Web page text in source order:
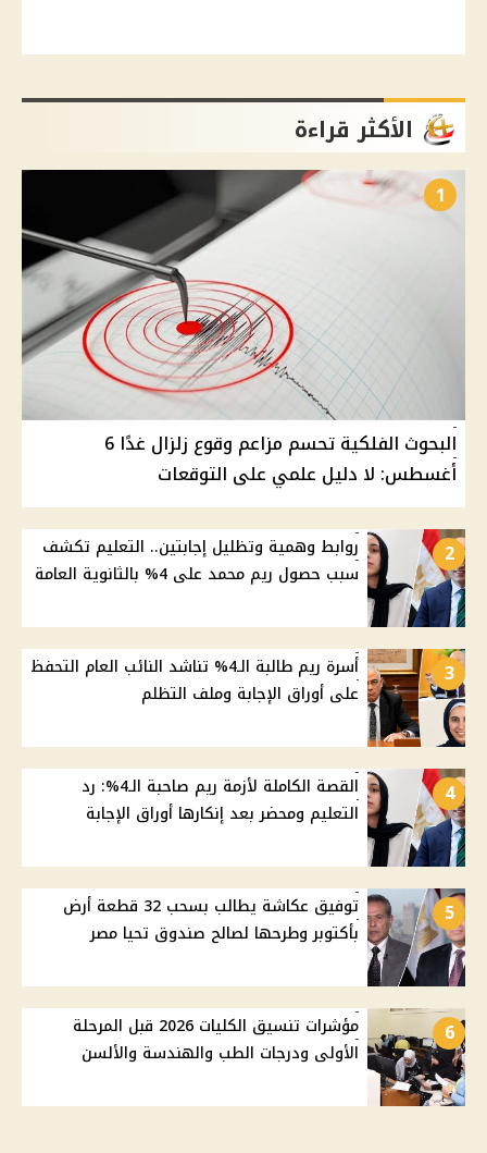
الأكثر قراءة
1
البحوث الفلكية تحسم مزاعم وقوع زلزال غدًا 6
أغسطس: لا دليل علمي على التوقعات
2
روابط وهمية وتظليل إجابتين.. التعليم تكشف
سبب حصول ريم محمد على 4% بالثانوية العامة
3
أسرة ريم طالبة الـ4% تناشد النائب العام التحفظ
على أوراق الإجابة وملف التظلم
4
القصة الكاملة لأزمة ريم صاحبة الـ4%: رد
التعليم ومحضر بعد إنكارها أوراق الإجابة
5
توفيق عكاشة يطالب بسحب 32 قطعة أرض
بأكتوبر وطرحها لصالح صندوق تحيا مصر
6
مؤشرات تنسيق الكليات 2026 قبل المرحلة
الأولى ودرجات الطب والهندسة والألسن